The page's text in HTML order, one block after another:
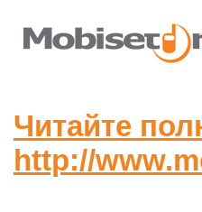
Читайте
http://